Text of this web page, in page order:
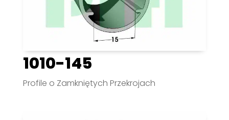
1010-145
Profile o Zamkniętych Przekrojach